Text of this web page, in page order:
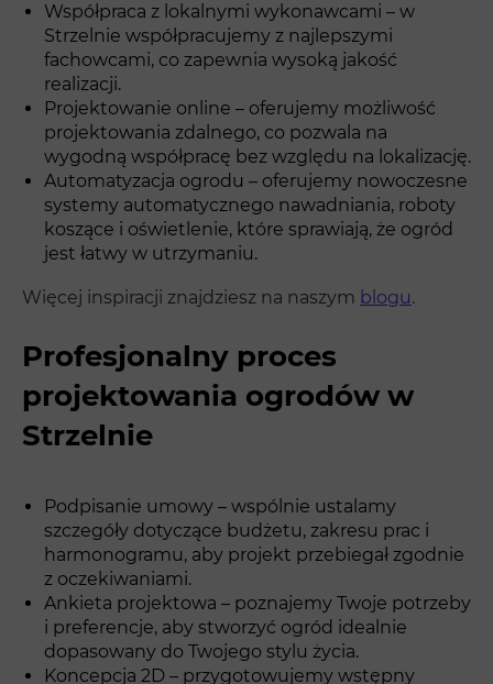
Współpraca z lokalnymi wykonawcami – w
Strzelnie współpracujemy z najlepszymi
fachowcami, co zapewnia wysoką jakość
realizacji.
Projektowanie online – oferujemy możliwość
projektowania zdalnego, co pozwala na
wygodną współpracę bez względu na lokalizację.
Automatyzacja ogrodu – oferujemy nowoczesne
systemy automatycznego nawadniania, roboty
koszące i oświetlenie, które sprawiają, że ogród
jest łatwy w utrzymaniu.
Więcej inspiracji znajdziesz na naszym blogu.
Profesjonalny proces
projektowania ogrodów w
Strzelnie
Podpisanie umowy – wspólnie ustalamy
szczegóły dotyczące budżetu, zakresu prac i
harmonogramu, aby projekt przebiegał zgodnie
z oczekiwaniami.
Ankieta projektowa – poznajemy Twoje potrzeby
i preferencje, aby stworzyć ogród idealnie
dopasowany do Twojego stylu życia.
Koncepcja 2D – przygotowujemy wstępny